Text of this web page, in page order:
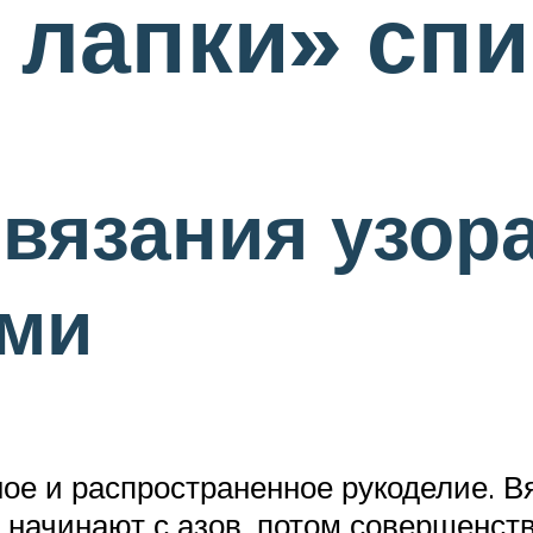
и распространенное рукоделие.
с азов, потом